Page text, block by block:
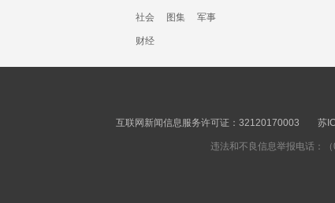
社会 图集 军事
财经
互联网新闻信息服务许可证：32120170003 苏
违法和不良信息举报电话：